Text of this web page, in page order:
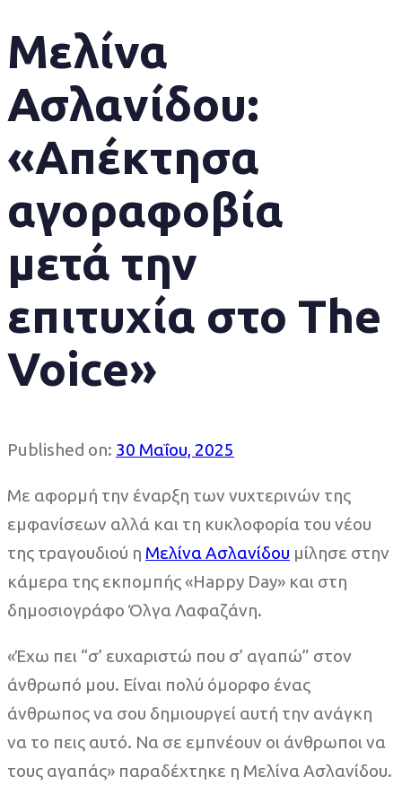
Μελίνα
Ασλανίδου:
«Απέκτησα
αγοραφοβία
μετά την
επιτυχία στο The
Voice»
Published on: 30 Μαΐου, 2025
Με αφορμή την έναρξη των νυχτερινών της
εμφανίσεων αλλά και τη κυκλοφορία του νέου
της τραγουδιού η Μελίνα Ασλανίδου μίλησε στην
κάμερα της εκπομπής «Happy Day» και στη
δημοσιογράφο Όλγα Λαφαζάνη.
«Έχω πει “σ’ ευχαριστώ που σ’ αγαπώ” στον
άνθρωπό μου. Είναι πολύ όμορφο ένας
άνθρωπος να σου δημιουργεί αυτή την ανάγκη
να το πεις αυτό. Να σε εμπνέουν οι άνθρωποι να
τους αγαπάς» παραδέχτηκε η Μελίνα Ασλανίδου.